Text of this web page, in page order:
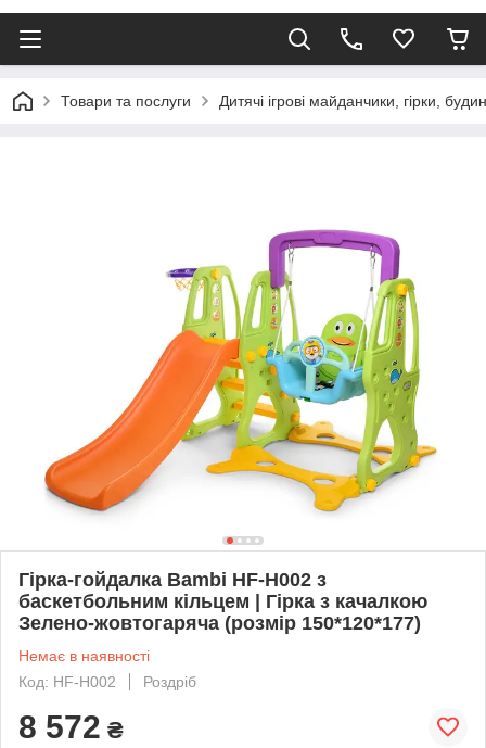
Товари та послуги Дитячі ігрові майданчики, гірки,
Гірка-гойдалка Bambi HF-H002 з
баскетбольним кільцем | Гірка з качалкою
Зелено-жовтогаряча (розмір 150*120*177)
Немає в наявності
Код: HF-H002
Роздріб
8 572 ₴